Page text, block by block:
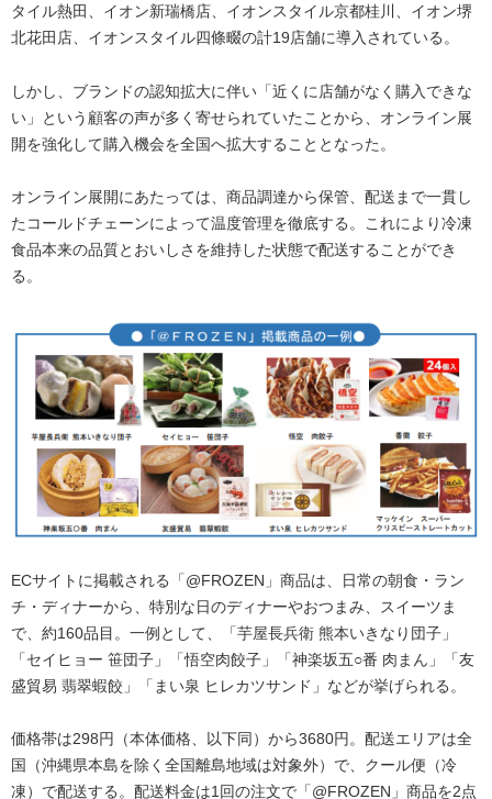
タイル熱田、イオン新瑞橋店、イオンスタイル京都桂川、イオン堺
北花田店、イオンスタイル四條畷の計19店舗に導入されている。
しかし、ブランドの認知拡大に伴い「近くに店舗がなく購入できな
い」という顧客の声が多く寄せられていたことから、オンライン展
開を強化して購入機会を全国へ拡大することとなった。
オンライン展開にあたっては、商品調達から保管、配送まで一貫し
たコールドチェーンによって温度管理を徹底する。これにより冷凍
食品本来の品質とおいしさを維持した状態で配送することができ
る。
ECサイトに掲載される「@FROZEN」商品は、日常の朝食・ラン
チ・ディナーから、特別な日のディナーやおつまみ、スイーツま
で、約160品目。一例として、「芋屋長兵衛 熊本いきなり団子」
「セイヒョー 笹団子」「悟空肉餃子」「神楽坂五○番 肉まん」「友
盛貿易 翡翠蝦餃」「まい泉 ヒレカツサンド」などが挙げられる。
価格帯は298円（本体価格、以下同）から3680円。配送エリアは全
国（沖縄県本島を除く全国離島地域は対象外）で、クール便（冷
凍）で配送する。配送料金は1回の注文で「@FROZEN」商品を2点